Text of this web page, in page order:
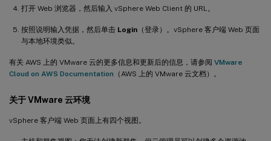
打开 Web 浏览器，然后输入 vSphere Web Client 的 URL。
按照说明输入凭据，然后单击 Login （登录）。vSphere 客户端 Web 页面
与本地环境类似。
有关 AWS 上的 VMware 云的更多信息和更新后的信息，请参阅 VMware
Cloud on AWS Documentation （AWS 上的 VMware 云文档）。
关于 VMware 云环境
vSphere 客户端 Web 页面上有四个视图。